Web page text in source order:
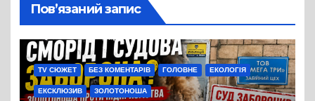
Пов’язаний запис
TV СЮЖЕТ БЕЗ КОМЕНТАРІВ ГОЛОВНЕ ЕКОЛОГІЯ
ЕКСКЛЮЗИВ ЗОЛОТОНОША